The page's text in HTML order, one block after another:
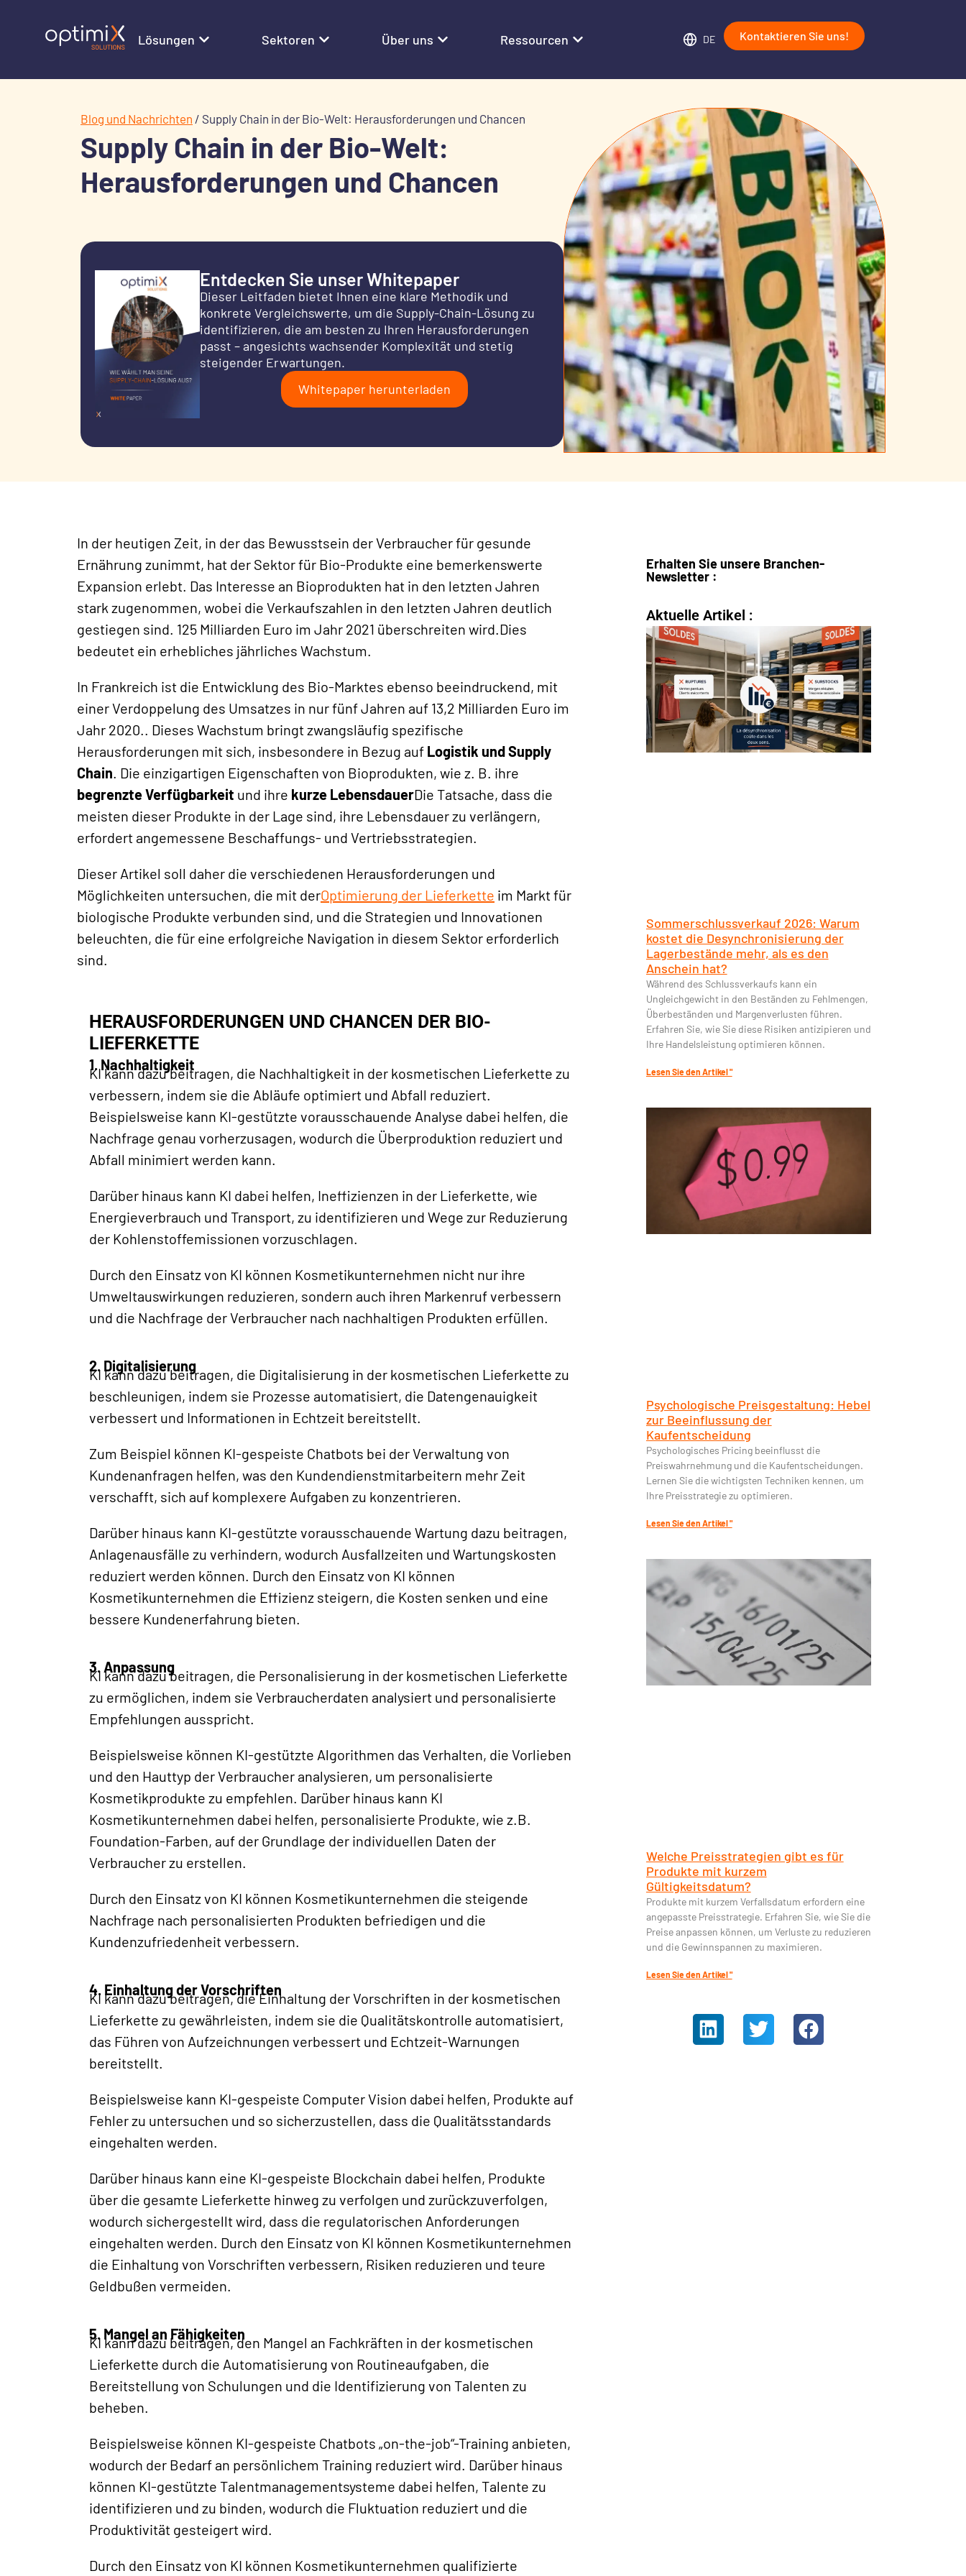
Lösungen Sektoren Über uns Ressourcen DE Kontaktieren Sie uns!
Blog und Nachrichten / Supply Chain in der Bio-Welt: Herausforderungen und Chancen
Supply Chain in der Bio-Welt:
Herausforderungen und Chancen
Entdecken Sie unser Whitepaper
Dieser Leitfaden bietet Ihnen eine klare Methodik und
konkrete Vergleichswerte, um die Supply-Chain-Lösung zu
identifizieren, die am besten zu Ihren Herausforderungen
passt – angesichts wachsender Komplexität und stetig
steigender Erwartungen.
Whitepaper herunterladen
In der heutigen Zeit, in der das Bewusstsein der Verbraucher für gesunde
Ernährung zunimmt, hat der Sektor für Bio-Produkte eine bemerkenswerte
Expansion erlebt. Das Interesse an Bioprodukten hat in den letzten Jahren
stark zugenommen, wobei die Verkaufszahlen in den letzten Jahren deutlich
gestiegen sind. 125 Milliarden Euro im Jahr 2021 überschreiten wird.Dies
bedeutet ein erhebliches jährliches Wachstum.
In Frankreich ist die Entwicklung des Bio-Marktes ebenso beeindruckend, mit
einer Verdoppelung des Umsatzes in nur fünf Jahren auf 13,2 Milliarden Euro im
Jahr 2020.. Dieses Wachstum bringt zwangsläufig spezifische
Herausforderungen mit sich, insbesondere in Bezug auf Logistik und Supply
Chain. Die einzigartigen Eigenschaften von Bioprodukten, wie z. B. ihre
begrenzte Verfügbarkeit und ihre kurze LebensdauerDie Tatsache, dass die
meisten dieser Produkte in der Lage sind, ihre Lebensdauer zu verlängern,
erfordert angemessene Beschaffungs- und Vertriebsstrategien.
Dieser Artikel soll daher die verschiedenen Herausforderungen und
Möglichkeiten untersuchen, die mit derOptimierung der Lieferkette im Markt für
biologische Produkte verbunden sind, und die Strategien und Innovationen
beleuchten, die für eine erfolgreiche Navigation in diesem Sektor erforderlich
sind.
HERAUSFORDERUNGEN UND CHANCEN DER BIO-
LIEFERKETTE
1. Nachhaltigkeit
KI kann dazu beitragen, die Nachhaltigkeit in der kosmetischen Lieferkette zu
verbessern, indem sie die Abläufe optimiert und Abfall reduziert.
Beispielsweise kann KI-gestützte vorausschauende Analyse dabei helfen, die
Nachfrage genau vorherzusagen, wodurch die Überproduktion reduziert und
Abfall minimiert werden kann.
Darüber hinaus kann KI dabei helfen, Ineffizienzen in der Lieferkette, wie
Energieverbrauch und Transport, zu identifizieren und Wege zur Reduzierung
der Kohlenstoffemissionen vorzuschlagen.
Durch den Einsatz von KI können Kosmetikunternehmen nicht nur ihre
Umweltauswirkungen reduzieren, sondern auch ihren Markenruf verbessern
und die Nachfrage der Verbraucher nach nachhaltigen Produkten erfüllen.
2. Digitalisierung
KI kann dazu beitragen, die Digitalisierung in der kosmetischen Lieferkette zu
beschleunigen, indem sie Prozesse automatisiert, die Datengenauigkeit
verbessert und Informationen in Echtzeit bereitstellt.
Zum Beispiel können KI-gespeiste Chatbots bei der Verwaltung von
Kundenanfragen helfen, was den Kundendienstmitarbeitern mehr Zeit
verschafft, sich auf komplexere Aufgaben zu konzentrieren.
Darüber hinaus kann KI-gestützte vorausschauende Wartung dazu beitragen,
Anlagenausfälle zu verhindern, wodurch Ausfallzeiten und Wartungskosten
reduziert werden können. Durch den Einsatz von KI können
Kosmetikunternehmen die Effizienz steigern, die Kosten senken und eine
bessere Kundenerfahrung bieten.
3. Anpassung
KI kann dazu beitragen, die Personalisierung in der kosmetischen Lieferkette
zu ermöglichen, indem sie Verbraucherdaten analysiert und personalisierte
Empfehlungen ausspricht.
Beispielsweise können KI-gestützte Algorithmen das Verhalten, die Vorlieben
und den Hauttyp der Verbraucher analysieren, um personalisierte
Kosmetikprodukte zu empfehlen. Darüber hinaus kann KI
Kosmetikunternehmen dabei helfen, personalisierte Produkte, wie z.B.
Foundation-Farben, auf der Grundlage der individuellen Daten der
Verbraucher zu erstellen.
Durch den Einsatz von KI können Kosmetikunternehmen die steigende
Nachfrage nach personalisierten Produkten befriedigen und die
Kundenzufriedenheit verbessern.
4. Einhaltung der Vorschriften
KI kann dazu beitragen, die Einhaltung der Vorschriften in der kosmetischen
Lieferkette zu gewährleisten, indem sie die Qualitätskontrolle automatisiert,
das Führen von Aufzeichnungen verbessert und Echtzeit-Warnungen
bereitstellt.
Beispielsweise kann KI-gespeiste Computer Vision dabei helfen, Produkte auf
Fehler zu untersuchen und so sicherzustellen, dass die Qualitätsstandards
eingehalten werden.
Darüber hinaus kann eine KI-gespeiste Blockchain dabei helfen, Produkte
über die gesamte Lieferkette hinweg zu verfolgen und zurückzuverfolgen,
wodurch sichergestellt wird, dass die regulatorischen Anforderungen
eingehalten werden. Durch den Einsatz von KI können Kosmetikunternehmen
die Einhaltung von Vorschriften verbessern, Risiken reduzieren und teure
Geldbußen vermeiden.
5. Mangel an Fähigkeiten
KI kann dazu beitragen, den Mangel an Fachkräften in der kosmetischen
Lieferkette durch die Automatisierung von Routineaufgaben, die
Bereitstellung von Schulungen und die Identifizierung von Talenten zu
beheben.
Beispielsweise können KI-gespeiste Chatbots „on-the-job“-Training anbieten,
wodurch der Bedarf an persönlichem Training reduziert wird. Darüber hinaus
können KI-gestützte Talentmanagementsysteme dabei helfen, Talente zu
identifizieren und zu binden, wodurch die Fluktuation reduziert und die
Produktivität gesteigert wird.
Durch den Einsatz von KI können Kosmetikunternehmen qualifizierte
Erhalten Sie unsere Branchen-
Newsletter :
Aktuelle Artikel :
Sommerschlussverkauf 2026: Warum
kostet die Desynchronisierung der
Lagerbestände mehr, als es den
Anschein hat?
Während des Schlussverkaufs kann ein
Ungleichgewicht in den Beständen zu Fehlmengen,
Überbeständen und Margenverlusten führen.
Erfahren Sie, wie Sie diese Risiken antizipieren und
Ihre Handelsleistung optimieren können.
Lesen Sie den Artikel "
Psychologische Preisgestaltung: Hebel
zur Beeinflussung der
Kaufentscheidung
Psychologisches Pricing beeinflusst die
Preiswahrnehmung und die Kaufentscheidungen.
Lernen Sie die wichtigsten Techniken kennen, um
Ihre Preisstrategie zu optimieren.
Lesen Sie den Artikel "
Welche Preisstrategien gibt es für
Produkte mit kurzem
Gültigkeitsdatum?
Produkte mit kurzem Verfallsdatum erfordern eine
angepasste Preisstrategie. Erfahren Sie, wie Sie die
Preise anpassen können, um Verluste zu reduzieren
und die Gewinnspannen zu maximieren.
Lesen Sie den Artikel "